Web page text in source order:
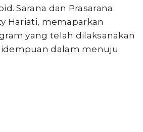
Sarana dan Prasarana
Hariati, memaparkan
yang telah dilaksanakan
dalam menuju